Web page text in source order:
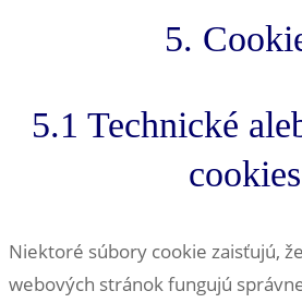
5.
5.1 Technické
cookies
Niektoré súbory cookie zaisťujú,
webových stránok fungujú